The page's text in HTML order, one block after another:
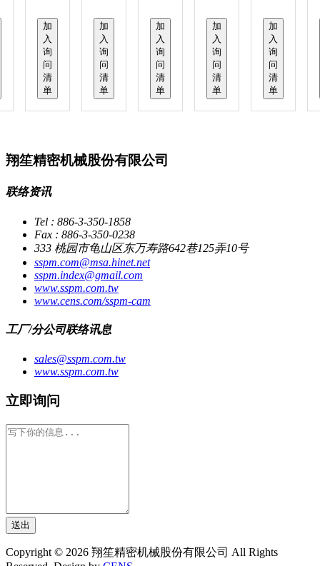
加
入
询
问
清
单
加
入
询
问
清
单
加
入
询
问
清
单
加
入
询
问
清
单
加
入
询
问
清
单
翔笙精密机械股份有限公司
联络资讯
Tel : 886-3-350-1858
Fax : 886-3-350-0238
333 桃园市龟山区东万寿路642巷125弄10号
sspm.com@msa.hinet.net
sspm.index@gmail.com
www.sspm.com.tw
www.cens.com/sspm-cam
工厂/分公司联络讯息
sales@sspm.com.tw
www.sspm.com.tw
立即询问
送出
Copyright © 2026 翔笙精密机械股份有限公司 All Rights